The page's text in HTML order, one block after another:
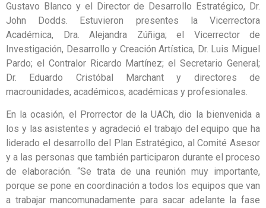
Gustavo Blanco y el Director de Desarrollo Estratégico, Dr.
John Dodds. Estuvieron presentes la Vicerrectora
Académica, Dra. Alejandra Zúñiga; el Vicerrector de
Investigación, Desarrollo y Creación Artística, Dr. Luis Miguel
Pardo; el Contralor Ricardo Martínez; el Secretario General;
Dr. Eduardo Cristóbal Marchant y directores de
macrounidades, académicos, académicas y profesionales.
En la ocasión, el Prorrector de la UACh, dio la bienvenida a
los y las asistentes y agradeció el trabajo del equipo que ha
liderado el desarrollo del Plan Estratégico, al Comité Asesor
y a las personas que también participaron durante el proceso
de elaboración. “Se trata de una reunión muy importante,
porque se pone en coordinación a todos los equipos que van
a trabajar mancomunadamente para sacar adelante la fase